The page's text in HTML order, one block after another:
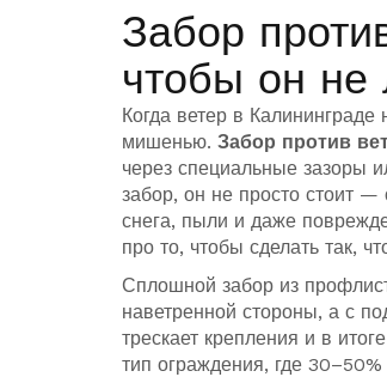
Забор
чтобы он не
Когда ветер в
мишенью. Забор против
через специальные зазоры
забор, он не просто стоит —
снега, пыли и даже
про то, чтобы сделать так,
Сплошной забор из
наветренной стороны, а с
трескает крепления и в
тип ограждения, где